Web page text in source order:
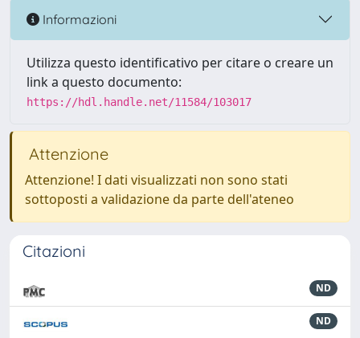
Informazioni
Utilizza questo identificativo per citare o creare un
link a questo documento:
https://hdl.handle.net/11584/103017
Attenzione
Attenzione! I dati visualizzati non sono stati
sottoposti a validazione da parte dell'ateneo
Citazioni
ND
ND